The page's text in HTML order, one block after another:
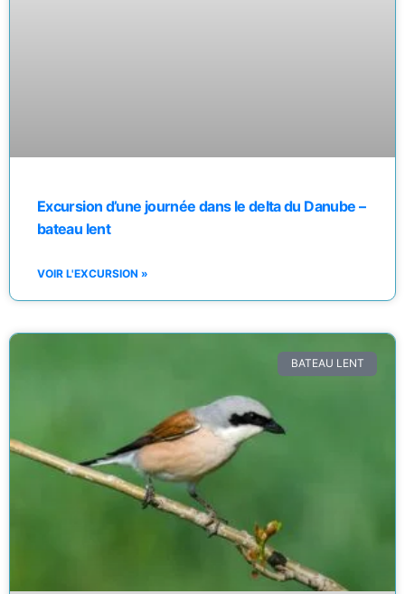
Excursion d’une journée dans le delta du Danube –
bateau lent
VOIR L'EXCURSION »
BATEAU LENT